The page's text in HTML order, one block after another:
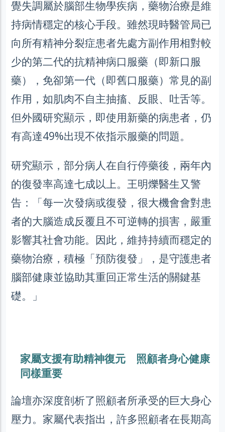
覺失調屬於腦部生物學疾病，藥物治療是維
持病情穩定的核心手段。雖然現時醫管局已
向所有精神分裂症患者先處方副作用相對較
少的第二代的抗精神病口服藥（即新口服
藥），免卻第一代（即舊口服藥）常見的副
作用，如肌肉不自主抽搐、反眼、吐舌等。
但外國研究顯示，即使用新藥的病患者，仍
有高達49%出現不依指示服藥的問題。
研究顯示，部分病人在自行停藥後，兩年內
的復發率高達七成以上。王明爍醫生又警
告：「每一次發病或復發，很大機會會對患
者的大腦造成反覆且不可逆轉的損害，嚴重
影響其社會功能。因此，維持持續而穩定的
藥物治療，積極「預防復發」，是守護患者
腦部健康並協助其重回正常生活的關鍵基
礎。」
家屬支援有助精神復元 照顧者身心健康
同樣重要
論壇亦深度剖析了照顧者所承受的巨大身心
壓力。家屬代表指出，許多照顧者在長期高